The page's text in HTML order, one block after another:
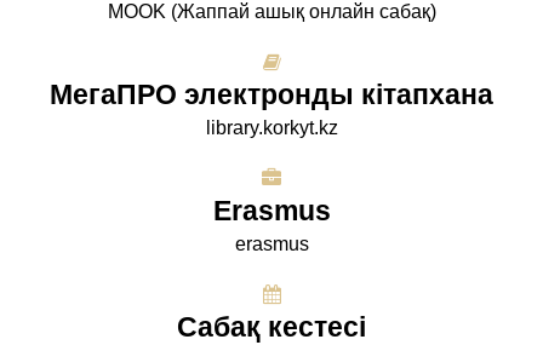
МООK (Жаппай ашық онлайн сабақ)
МегаПРО электронды кітапхана
library.korkyt.kz
Erasmus
erasmus
Сабақ кестесі